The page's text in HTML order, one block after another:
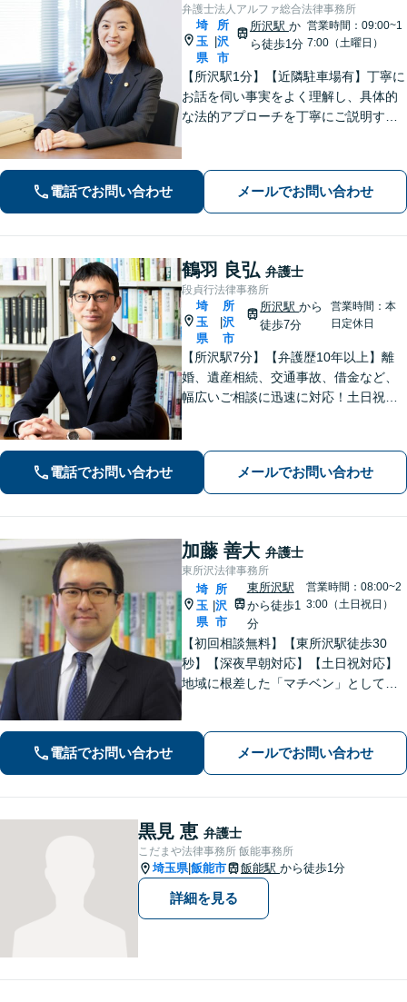
弁護士法人アルファ総合法律事務所
埼
玉
県
所
沢
市
所沢駅 か
ら徒歩1分
営業時間：09:00~1
7:00（土曜日）
【所沢駅1分】【近隣駐車場有】丁寧に
お話を伺い事実をよく理解し、具体的
な法的アプローチを丁寧にご説明する
手伝いをいたします。どうぞお気軽に
ご相談ください。
電話でお問い合わせ メールでお問い合わせ
鶴羽 良弘 弁護士
段貞行法律事務所
埼
玉
県
所
沢
市
所沢駅から
徒歩7分
営業時間：本
日定休日
【所沢駅7分】【弁護歴10年以上】離
婚、遺産相続、交通事故、借金など、
幅広いご相談に迅速に対応！土日祝夜
ください！【初回相談無料】
電話でお問い合わせ メールでお問い合わせ
加藤 善大 弁護士
東所沢法律事務所
埼
玉
県
|
所
沢
市
東所沢駅
から徒歩1
分
営業時間：08:00~2
3:00（土日祝日）
【初回相談無料】【東所沢駅徒歩30
秒】【深夜早朝対応】【土日祝対応】
地域に根差した「マチベン」として、
も承ります。リーズナブルな料金体系
をご提供しています。
電話でお問い合わせ メールでお問い合わせ
黒見 恵 弁護士
こだまや法律事務所 飯能事務所
埼玉県|飯能市 飯能駅 から徒歩1分
詳細を見る